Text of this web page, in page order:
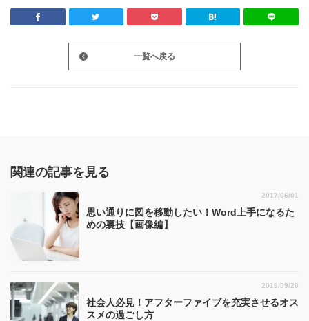
一覧へ戻る
関連の記事を見る
思い通りに図を移動したい！Word上手になるた
めの裏技【画像編】
2017/06/01
社会人必見！アフターファイブを充実させるオス
スメの過ごし方
2019/09/20